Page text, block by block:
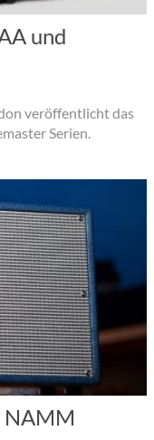
und
veröffentlicht das
Serien.
NAMM